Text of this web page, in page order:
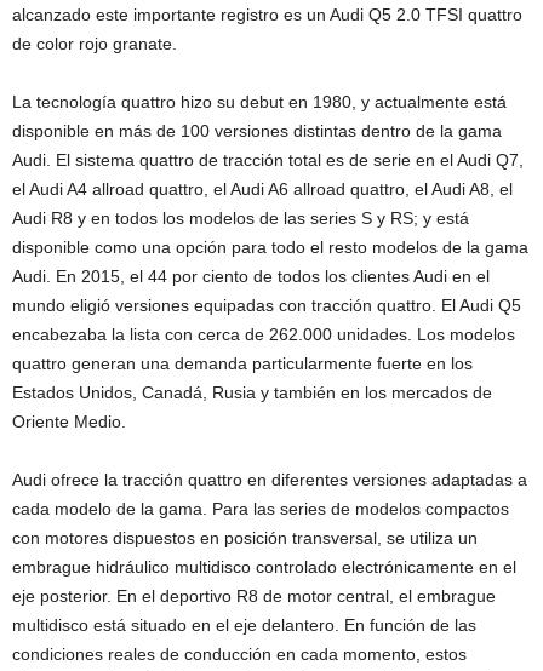
alcanzado este importante registro es un Audi Q5 2.0 TFSI quattro
de color rojo granate.
La tecnología quattro hizo su debut en 1980, y actualmente está
disponible en más de 100 versiones distintas dentro de la gama
Audi. El sistema quattro de tracción total es de serie en el Audi Q7,
el Audi A4 allroad quattro, el Audi A6 allroad quattro, el Audi A8, el
Audi R8 y en todos los modelos de las series S y RS; y está
disponible como una opción para todo el resto modelos de la gama
Audi. En 2015, el 44 por ciento de todos los clientes Audi en el
mundo eligió versiones equipadas con tracción quattro. El Audi Q5
encabezaba la lista con cerca de 262.000 unidades. Los modelos
quattro generan una demanda particularmente fuerte en los
Estados Unidos, Canadá, Rusia y también en los mercados de
Oriente Medio.
Audi ofrece la tracción quattro en diferentes versiones adaptadas a
cada modelo de la gama. Para las series de modelos compactos
con motores dispuestos en posición transversal, se utiliza un
embrague hidráulico multidisco controlado electrónicamente en el
eje posterior. En el deportivo R8 de motor central, el embrague
multidisco está situado en el eje delantero. En función de las
condiciones reales de conducción en cada momento, estos